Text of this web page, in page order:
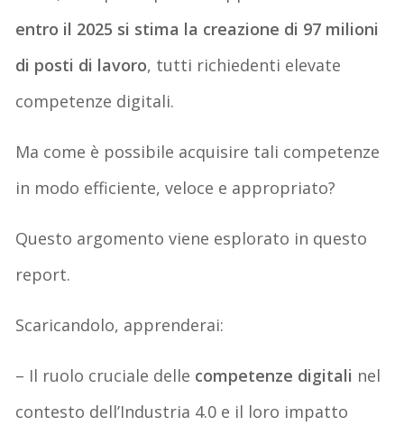
entro il 2025 si stima la creazione di 97 milioni
di posti di lavoro, tutti richiedenti elevate
competenze digitali.
Ma come è possibile acquisire tali competenze
in modo efficiente, veloce e appropriato?
Questo argomento viene esplorato in questo
report.
Scaricandolo, apprenderai:
– Il ruolo cruciale delle competenze digitali nel
contesto dell’Industria 4.0 e il loro impatto